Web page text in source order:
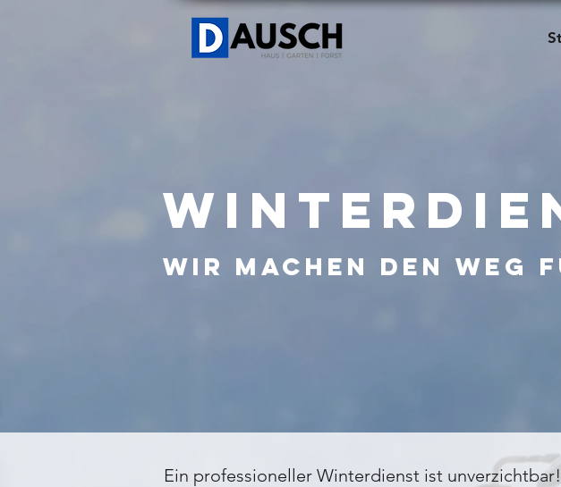
Wir machen den Weg
Ein professioneller Winterdienst ist unverzichtbar!